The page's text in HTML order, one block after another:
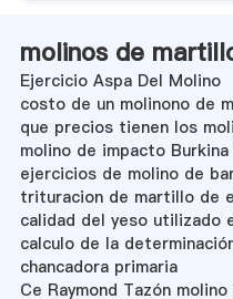
molinos de
Ejercicio Aspa Del Molino
costo de un molinono de
que precios tienen los
molino de impacto Burkina
ejercicios de molino de
trituracion de martillo de
calidad del yeso utilizado
calculo de la
chancadora primaria
Ce Raymond Tazón